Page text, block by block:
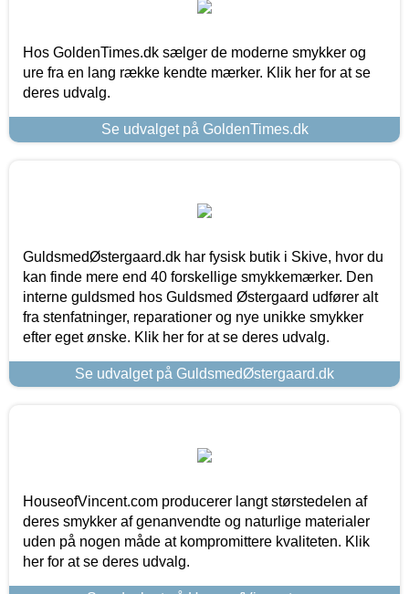
Hos GoldenTimes.dk sælger de moderne smykker og
ure fra en lang række kendte mærker. Klik her for at se
deres udvalg.
Se udvalget på GoldenTimes.dk
GuldsmedØstergaard.dk har fysisk butik i Skive, hvor du
kan finde mere end 40 forskellige smykkemærker. Den
interne guldsmed hos Guldsmed Østergaard udfører alt
fra stenfatninger, reparationer og nye unikke smykker
efter eget ønske. Klik her for at se deres udvalg.
Se udvalget på GuldsmedØstergaard.dk
HouseofVincent.com producerer langt størstedelen af
deres smykker af genanvendte og naturlige materialer
uden på nogen måde at kompromittere kvaliteten. Klik
her for at se deres udvalg.